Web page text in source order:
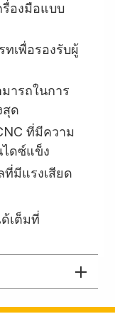
รื่องมือแบบ
ทเพื่อรองรับผู้
ารถในการ
สุด
ที่มีความ
ดซ์แข็ง
มีแรงเสียด
เต็มที่